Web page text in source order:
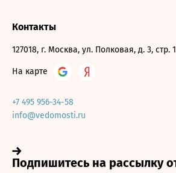
Контакты
127018, г. Москва, ул. Полковая, д. 3, стр. 1
На карте
+7 495 956-34-58
info@vedomosti.ru